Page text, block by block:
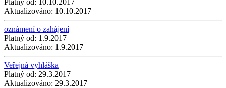
Aktualizováno: 10.10.2017
oznámení o zahájení
Platný od: 1.9.2017
Aktualizováno: 1.9.2017
Veřejná vyhláška
Platný od: 29.3.2017
Aktualizováno: 29.3.2017